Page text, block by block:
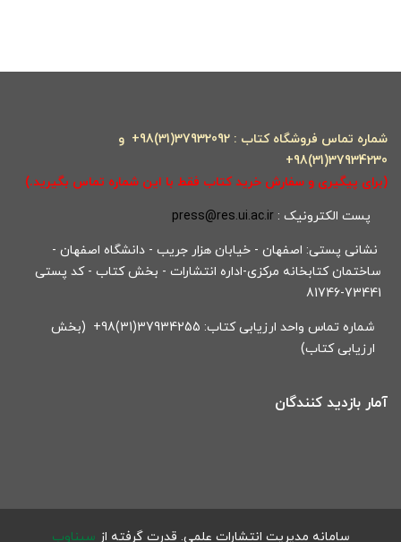
شماره تماس فروشگاه کتاب : 37932092(31)98+ و
37934230(31)98+
(برای پیگیری و سفارش خرید کتاب فقط با این شماره تماس بگیرید.)
پست الکترونیک : press@res.ui.ac.ir
نشانی پستی: اصفهان - خیابان هزار جریب - دانشگاه اصفهان -
ساختمان کتابخانه مرکزی-اداره انتشارات - بخش کتاب - کد پستی
73441-81746
شماره تماس واحد ارزیابی کتاب: 37934255(31)98+ (بخش
ارزیابی کتاب)
آمار بازدید کنندگان
سامانه مدیریت انتشارات علمی. قدرت گرفته از سیناوب